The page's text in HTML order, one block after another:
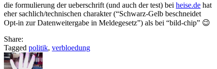
die formulierung der ueberschrift (und auch der test) bei heise.de hat
eher sachlich/technischen charakter (“Schwarz-Gelb beschneidet
Opt-in zur Datenweitergabe in Meldegesetz”) als bei “bild-chip” 😉
Share:
Tagged politik, verbloedung